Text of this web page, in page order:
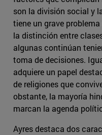
son la división social y
tiene un grave
la distinción entre
algunas continúan
toma de decisiones.
adquiere un papel
de religiones que
obstante, la mayoría
marcan la agenda
Ayres destaca dos